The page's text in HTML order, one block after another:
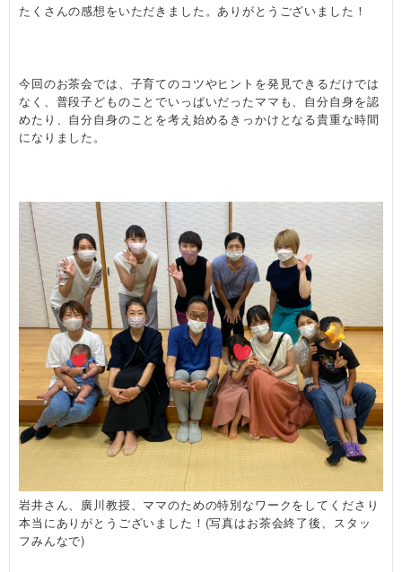
たくさんの感想をいただきました。ありがとうございました！
今回のお茶会では、子育てのコツやヒントを発見できるだけでは
なく、普段子どものことでいっぱいだったママも、自分自身を認
めたり、自分自身のことを考え始めるきっかけとなる貴重な時間
になりました。
岩井さん、廣川教授、ママのための特別なワークをしてくださり
本当にありがとうございました！(写真はお茶会終了後、スタッ
フみんなで)